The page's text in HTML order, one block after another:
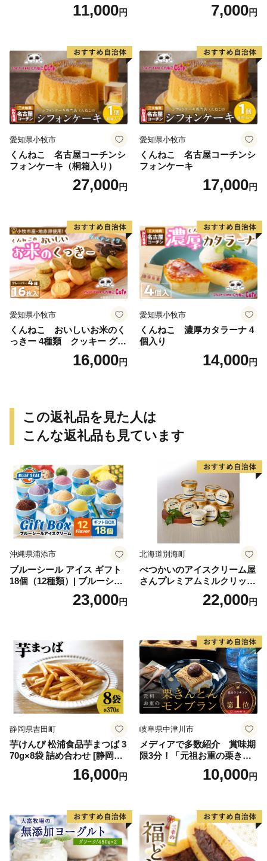
11,000円 7,000円
愛知県小牧市
くんねこ 名古屋コーチンシ
フォンケーキ（桐箱入り）
27,000円
愛知県小牧市
くんねこ 名古屋コーチンシ
フォンケーキ
17,000円
愛知県小牧市
くんねこ おいしいお米のく
っきー 4種類 クッキー グル
16,000円
愛知県小牧市
くんねこ 濃厚カタラーナ 4
個入り
14,000円
この返礼品を見た人は
こんな返礼品も見ています
沖縄県浦添市
ブルーシール アイス ギフト
18個（12種類）| ブルーシー
ルアイス ブルーシールアイ
スクリーム 着日指定可能 送
誕生日 カップ 詰め合わせ バ
ラエティ | バニラ チョコレー
ト ストロベリー ピスタチオ
バニラ＆クッキー ウベ 沖縄
紅イモ 塩ちんすこう 沖縄シ
ークヮーサー 沖縄黒糖 琉球
ロイヤルミルクティ 沖縄パ
イン
23,000円
北海道別海町
べつかいのアイスクリーム屋
さんプレミアムミルクリッチ
12個（AP-01）（ 北海道アイ
ス 北海道産アイス アイス ア
道産アイス 道産アイスクリ
ーム ギフト 詰合せ 詰め合わ
せ ふるさと納税 ）
22,000円
静岡県吉田町
芋けんぴ 松浦食品芋まつば 3
70g×8袋 詰め合わせ [静岡伊
勢丹(松浦食品) 静岡県 吉田町
22424274] 芋ケンピ セット
16,000円
岐阜県中津川市
メディアで多数紹介 賞味期
限3分！「元祖お重の栗きん
とんモンブラン」 【未来の
ご褒美】スイーツ 栗 モンブ
子 菓子 F4N-2298
10,000円